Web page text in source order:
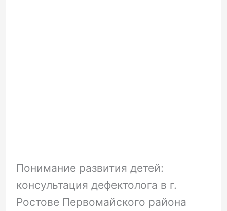
Понимание развития детей:
консультация дефектолога в г.
Ростове Первомайского района